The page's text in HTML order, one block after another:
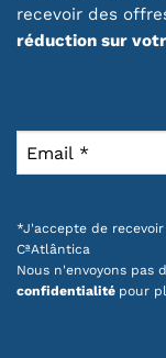
recevoir des
réduction sur
*J'accepte de
CªAtlântica
Nous n'envoyons pas
confidentialité pour